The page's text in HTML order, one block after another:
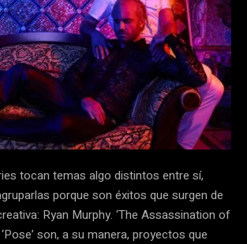
tocan temas algo distintos entre sí,
porque son éxitos que surgen de
Ryan Murphy. ‘The Assassination of
son, a su manera, proyectos que